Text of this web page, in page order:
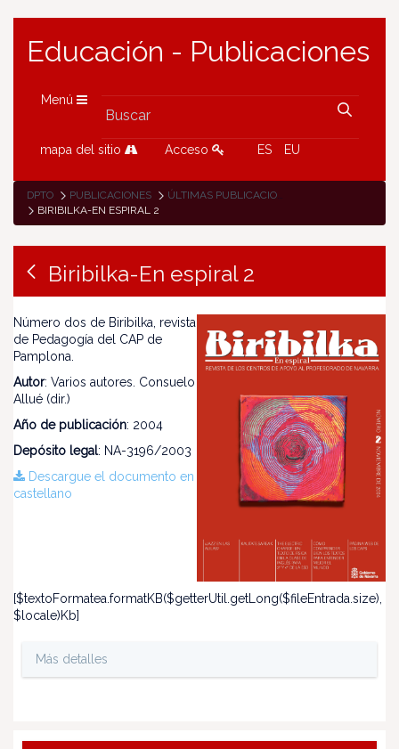
Educación - Publicaciones
Menú
mapa del sitio Acceso ES EU
DPTO PUBLICACIONES
ÚLTIMAS PUBLICACIONES
BIRIBILKA-EN ESPIRAL 2
Biribilka-En espiral 2
Número dos de Biribilka, revista
de Pedagogía del CAP de
Pamplona.
Autor: Varios autores. Consuelo
Allué (dir.)
Año de publicación: 2004
Depósito legal: NA-3196/2003
Descargue el documento en
castellano
[$textoFormatea.formatKB($getterUtil.getLong($fileEntrada.size),
$locale)Kb]
Más detalles